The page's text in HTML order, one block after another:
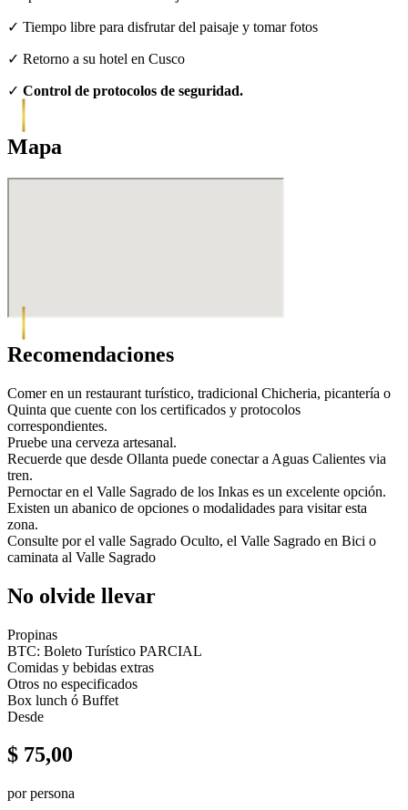
✓ Tiempo libre para disfrutar del paisaje y tomar fotos
✓ Retorno a su hotel en Cusco
✓ Control de protocolos de seguridad.
Mapa
Recomendaciones
Comer en un restaurant turístico, tradicional Chicheria, picantería o
Quinta que cuente con los certificados y protocolos
correspondientes.
Pruebe una cerveza artesanal.
Recuerde que desde Ollanta puede conectar a Aguas Calientes via
tren.
Pernoctar en el Valle Sagrado de los Inkas es un excelente opción.
Existen un abanico de opciones o modalidades para visitar esta
zona.
Consulte por el valle Sagrado Oculto, el Valle Sagrado en Bici o
caminata al Valle Sagrado
No olvide llevar
Propinas
BTC: Boleto Turístico PARCIAL
Comidas y bebidas extras
Otros no especificados
Box lunch ó Buffet
Desde
$ 75,00
por persona